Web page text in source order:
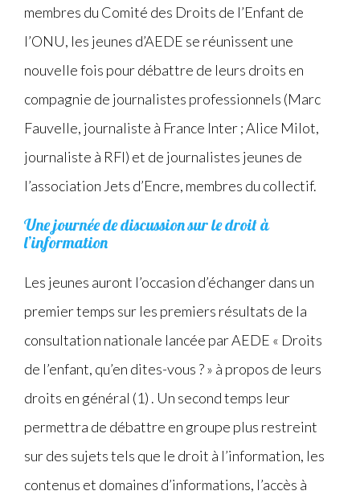
membres du Comité des Droits de l’Enfant de
l’ONU, les jeunes d’AEDE se réunissent une
nouvelle fois pour débattre de leurs droits en
compagnie de journalistes professionnels (Marc
Fauvelle, journaliste à France Inter ; Alice Milot,
journaliste à RFI) et de journalistes jeunes de
l’association Jets d’Encre, membres du collectif.
Une journée de discussion sur le droit à
l’information
Les jeunes auront l’occasion d’échanger dans un
premier temps sur les premiers résultats de la
consultation nationale lancée par AEDE « Droits
de l’enfant, qu’en dites-vous ? » à propos de leurs
droits en général (1) . Un second temps leur
permettra de débattre en groupe plus restreint
sur des sujets tels que le droit à l’information, les
contenus et domaines d’informations, l’accès à